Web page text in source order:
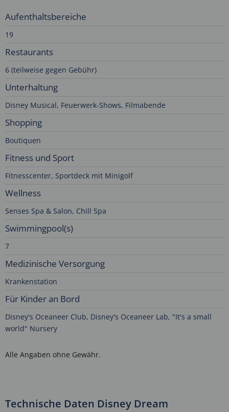
Aufenthaltsbereiche
19
Restaurants
6 (teilweise gegen Gebühr)
Unterhaltung
Disney Musical, Feuerwerk-Shows, Filmabende
Shopping
Boutiquen
Fitness und Sport
Fitnesscenter, Sportdeck mit Minigolf
Wellness
Senses Spa & Salon, Chill Spa
Swimmingpool(s)
7
Medizinische Versorgung
Krankenstation
Für Kinder an Bord
Disney's Oceaneer Club, Disney's Oceaneer Lab, "It's a small
world" Nursery
Alle Angaben ohne Gewähr.
Technische Daten Disney Dream